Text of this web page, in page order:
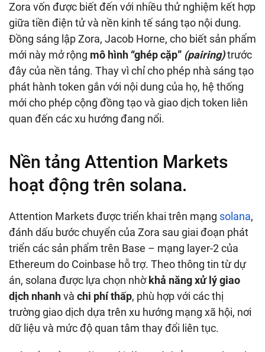
Zora vốn được biết đến với nhiều thử nghiệm kết hợp
giữa tiền điện tử và nền kinh tế sáng tạo nội dung.
Đồng sáng lập Zora, Jacob Horne, cho biết sản phẩm
mới này mở rộng mô hình “ghép cặp” (pairing)trước
đây của nền tảng. Thay vì chỉ cho phép nhà sáng tạo
phát hành token gắn với nội dung của họ, hệ thống
mới cho phép cộng đồng tạo và giao dịch token liên
quan đến các xu hướng đang nổi.
Nền tảng Attention Markets
hoạt động trên solana.
Attention Markets được triển khai trên mạng solana,
đánh dấu bước chuyển của Zora sau giai đoạn phát
triển các sản phẩm trên Base – mạng layer-2 của
Ethereum do Coinbase hỗ trợ. Theo thông tin từ dự
án, solana được lựa chọn nhờ khả năng xử lý giao
dịch nhanhvà chi phí thấp, phù hợp với các thị
trường giao dịch dựa trên xu hướng mạng xã hội, nơi
dữ liệu và mức độ quan tâm thay đổi liên tục.